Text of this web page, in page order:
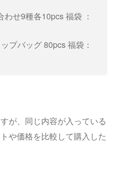
わせ9種各10pcs 福袋 ：
プバッグ 80pcs 福袋：
が、同じ内容が入っている
や価格を比較して購入した